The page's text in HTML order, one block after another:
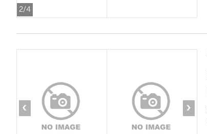
2/4
‹ ›